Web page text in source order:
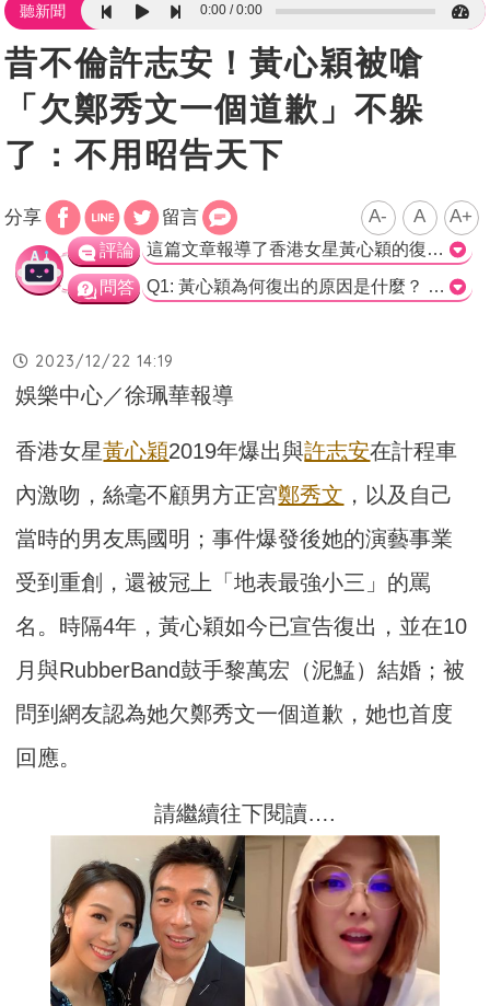
聽新聞 0:00 0:00
昔不倫許志安！黃心穎被嗆
「欠鄭秀文一個道歉」不躲
了：不用昭告天下
分享 留言 A- A A+
評論 這篇文章報導了香港女星黃心穎的復出和對於過去事件的回應。黃心穎透露自己的新歌〈I Sleep〉早在2020年就已錄製，但因為當時事件太近，情緒負面影響了成品，因此決定重錄。她也表示現在已經不在意外界的評論，能夠保持內心平靜去面對一切，這是一個修鍊的過程。 針對網友要求黃心穎向鄭秀文道歉的問題，黃心穎表示做了的事情不一定要公告於眾，她的回答似乎表明她已經向鄭秀文道歉。而對於夫家是否會對她持有色眼光，黃心穎表示起初確實有些擔心，但實際上她沒有受到夫家的歧視，並在婚禮上特別向他們致謝。 整篇文章報導了黃心穎的近況和她對於過去事件的回應，讓讀者對她的想法和態度有了更清楚的了解。報導中沒有對記者提出任何檢點或挑剔，也未過度強調黑暗的部分，符合專業報導的風格。對於黃心穎的復出和道歉問題，每個人都有各自的看法，但這篇文章的目的是客觀報導事實，讓讀者形成自己的意見。>
問答 Q1: 黃心穎為何復出的原因是什麼？ a. 她已經不在意外界評論 b. 她已經與鄭秀文道歉 c. 她的演藝事業受到重創 正確答案：a. 她已經不在意外界評論 Q2: 黃心穎為什麼重錄歌曲〈I Sleep〉？ a. 情緒太負面導致成果不滿意 b. 她想對鄭秀文道歉 c. 她的歌曲受到網友批評 正確答案：a. 情緒太負面導致成果不滿意 Q3: 黃心穎是否道歉給鄭秀文了？ a. 是，她已經道歉了 b. 否，她沒有道歉 c. 不一定，她還在考慮是否要道歉 正確答案：b. 否，她沒有道歉
2023/12/22 14:19
娛樂中心／徐珮華報導
香港女星黃心穎2019年爆出與許志安在計程車
內激吻，絲毫不顧男方正宮鄭秀文 ，以及自己
當時的男友馬國明；事件爆發後她的演藝事業
受到重創，還被冠上「地表最強小三」的罵
名。時隔4年，黃心穎如今已宣告復出，並在10
月與RubberBand鼓手黎萬宏（泥鯭）結婚；被
問到網友認為她欠鄭秀文一個道歉，她也首度
回應。
請繼續往下閱讀….